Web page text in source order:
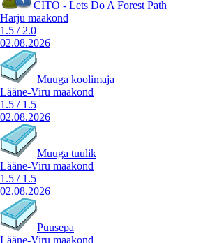
CITO - Lets Do A Forest Path
Harju maakond
1.5 / 2.0
02.08.2026
Muuga koolimaja
Lääne-Viru maakond
1.5 / 1.5
02.08.2026
Muuga tuulik
Lääne-Viru maakond
1.5 / 1.5
02.08.2026
Puusepa
Lääne-Viru maakond